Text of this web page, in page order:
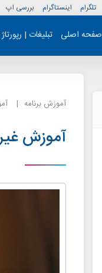
تلگرام اینستاگرام بررسی اپ
صفحه اصلی تبلیغات |
آموزش برنامه
آموزش